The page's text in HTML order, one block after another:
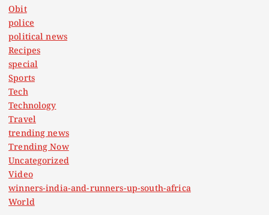
Obit
police
political news
Recipes
special
Sports
Tech
Technology
Travel
trending news
Trending Now
Uncategorized
Video
winners-india-and-runners-up-south-africa
World